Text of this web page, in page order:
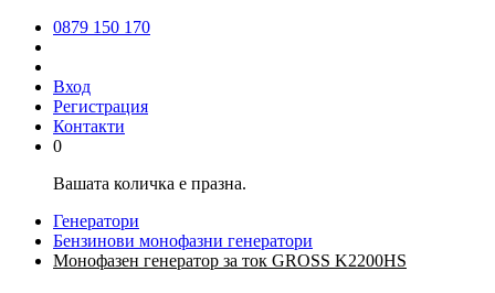
0879 150 170
Вход
Регистрация
Контакти
0
Вашата количка е празна.
Генератори
Бензинови монофазни генератори
Монофазен генератор за ток GROSS K2200HS